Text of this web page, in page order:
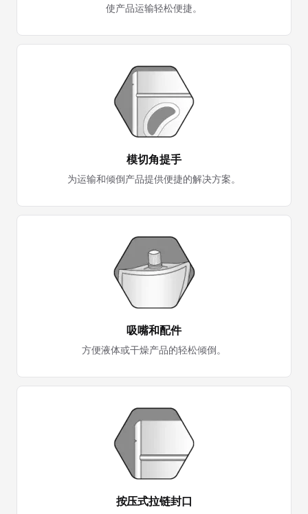
使产品运输轻松便捷。
模切角提手
为运输和倾倒产品提供便捷的解决方案。
吸嘴和配件
方便液体或干燥产品的轻松倾倒。
按压式拉链封口